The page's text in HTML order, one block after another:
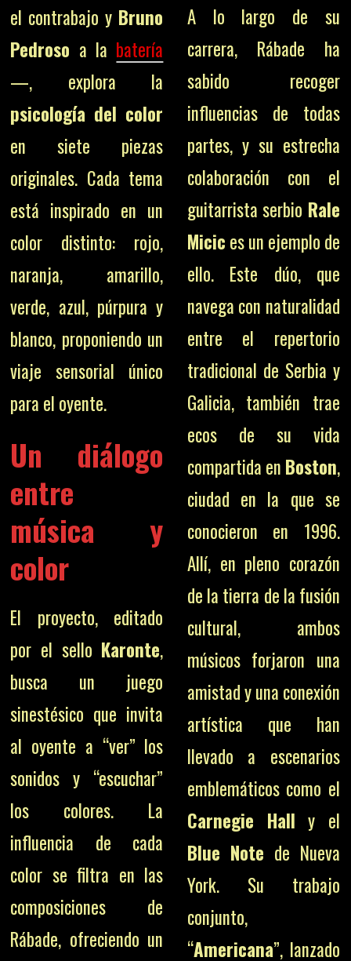
el contrabajo y Bruno
Pedroso a la batería
—, explora la
psicología del color
en siete piezas
originales. Cada tema
está inspirado en un
color distinto: rojo,
naranja, amarillo,
verde, azul, púrpura y
blanco, proponiendo un
viaje sensorial único
para el oyente.
Un diálogo
entre
música y
color
El proyecto, editado
por el sello Karonte,
busca un juego
sinestésico que invita
al oyente a “ver” los
sonidos y “escuchar”
los colores. La
influencia de cada
color se filtra en las
composiciones de
Rábade, ofreciendo un
A lo largo de su
carrera, Rábade ha
sabido recoger
influencias de todas
partes, y su estrecha
colaboración con el
guitarrista serbio Rale
Micic es un ejemplo de
ello. Este dúo, que
navega con naturalidad
entre el repertorio
tradicional de Serbia y
Galicia, también trae
ecos de su vida
compartida en Boston,
ciudad en la que se
conocieron en 1996.
Allí, en pleno corazón
de la tierra de la fusión
cultural, ambos
músicos forjaron una
amistad y una conexión
artística que han
llevado a escenarios
emblemáticos como el
Carnegie Hall y el
Blue Note de Nueva
York. Su trabajo
conjunto,
“Americana”, lanzado